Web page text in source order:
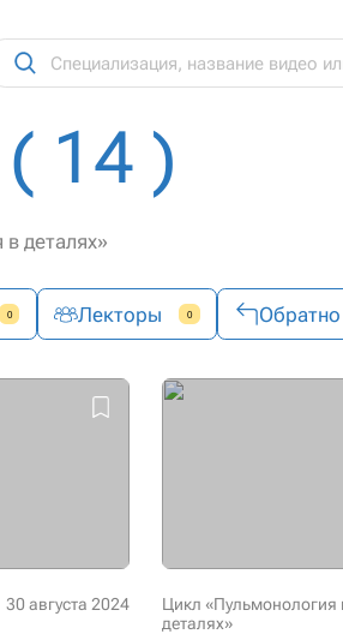
( 14 )
деталях»
0 Лекторы 0
30 августа 2024
Цикл «Пульмонология
деталях»